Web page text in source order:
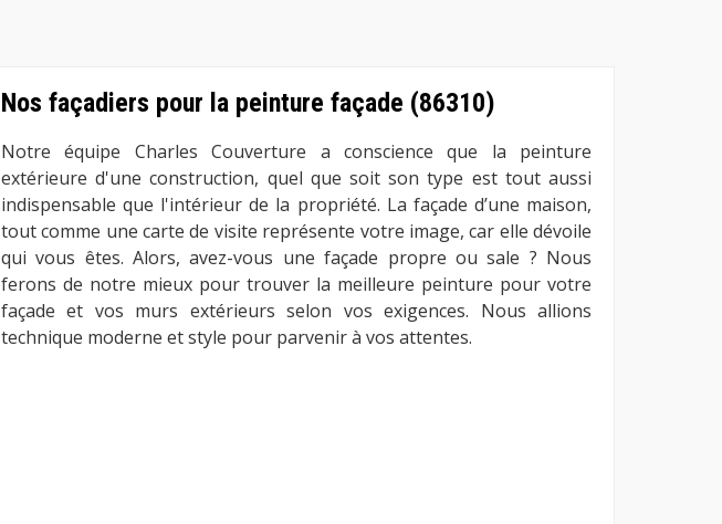
Nos façadiers pour la peinture façade (86310)
Notre équipe Charles Couverture a conscience que la peinture
extérieure d'une construction, quel que soit son type est tout aussi
indispensable que l'intérieur de la propriété. La façade d’une maison,
tout comme une carte de visite représente votre image, car elle dévoile
qui vous êtes. Alors, avez-vous une façade propre ou sale ? Nous
ferons de notre mieux pour trouver la meilleure peinture pour votre
façade et vos murs extérieurs selon vos exigences. Nous allions
technique moderne et style pour parvenir à vos attentes.